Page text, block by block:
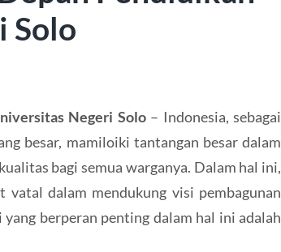
Solo
Negeri Solo– Indonesia, sebagai
besar, mamiloiki tantangan besar dalam
bagi semua warganya. Dalam hal ini,
vatal dalam mendukung visi pembagunan
berperan penting dalam hal ini adalah